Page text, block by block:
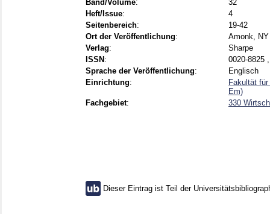
Band/Volume:
32
Heft/Issue:
4
Seitenbereich:
19-42
Ort der Veröffentlichung:
Amonk, NY
Verlag:
Sharpe
ISSN :
0020-8825
Sprache der Veröffentlichung:
Englisch
Einrichtung:
Fakultät
Em)
Fachgebiet: 330
Dieser Eintrag ist Teil der